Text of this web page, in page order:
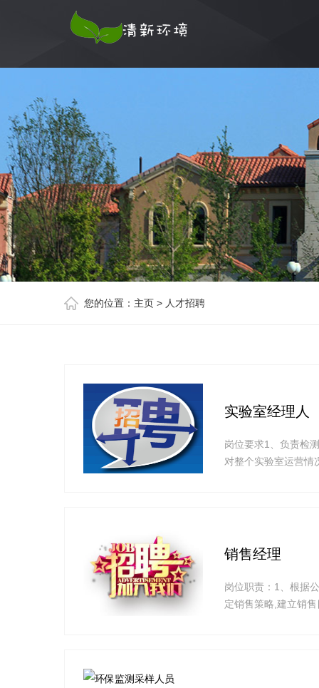
您的位置： 主页 > 人才招聘
实验室经理人
岗位要求1、负责检
对整个实验室运营情
销售经理
岗位职责：1、根据
定销售策略,建立销